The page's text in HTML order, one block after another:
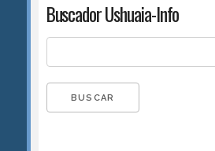
Buscador Ushuaia-Info